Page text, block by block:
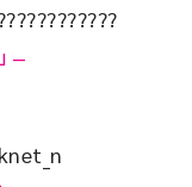
–